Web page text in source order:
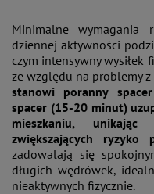
Minimalne wymagania
dziennej aktywności
czym intensywny wysiłek
ze względu na problemy
stanowi poranny
spacer (15-20 minut)
mieszkaniu, unikając
zwiększających ryzyko
zadowalają się
długich wędrówek,
nieaktywnych fizycznie.